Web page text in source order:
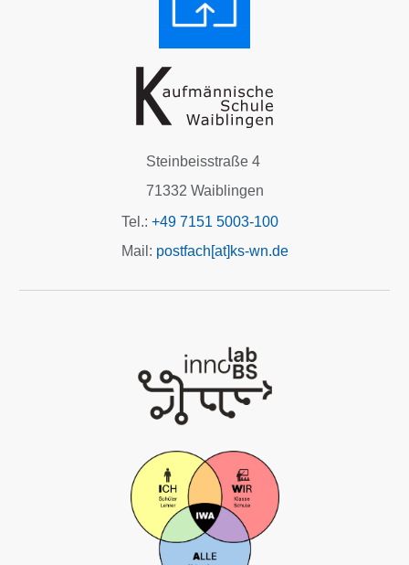
Steinbeisstraße 4
71332 Waiblingen
Tel.: +49 7151 5003-100
Mail: postfach[at]ks-wn.de